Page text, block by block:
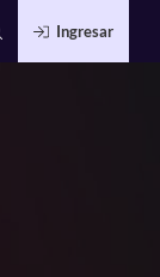
Ingresar